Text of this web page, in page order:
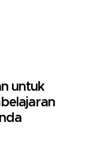
untuk